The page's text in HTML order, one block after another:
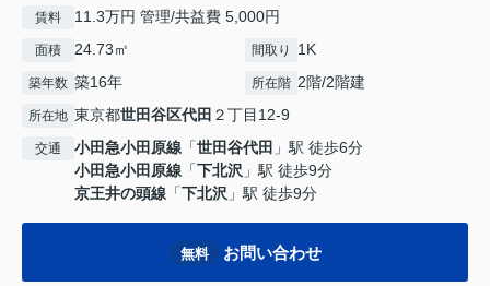
賃料 11.3万円 管理/共益費 5,000円
面積 24.73㎡ 間取り 1K
築年数 築16年 所在階 2階/2階建
所在地 東京都世田谷区代田 ２丁目12-9
交通 小田急小田原線 「世田谷代田 」駅 徒歩6分
小田急小田原線 「下北沢 」駅 徒歩9分
京王井の頭線 「下北沢 」駅 徒歩9分
無料 お問い合わせ